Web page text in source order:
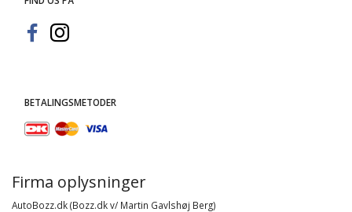
BETALINGSMETODER
Firma oplysninger
AutoBozz.dk (Bozz.dk v/ Martin Gavlshøj Berg)